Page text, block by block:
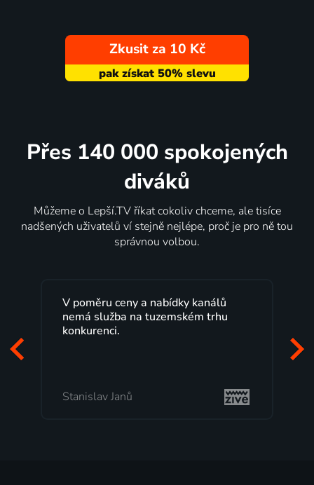
Zkusit za 10 Kč
Přes 140 000 spokojených
diváků
Můžeme o Lepší.TV říkat cokoliv chceme, ale tisíce
nadšených uživatelů ví stejně nejlépe, proč je pro ně tou
správnou volbou.
Lepší.TV sleduji už několik let s
maximální spokojeností. Velký výběr
programů a nemuset běžet k TV na
Milada Tomešová